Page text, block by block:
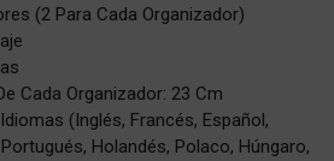
(2 Para Cada Organizador)
Cada Organizador: 23 Cm
(inglés, Francés, Español,
Holandés, Polaco, Húngaro,